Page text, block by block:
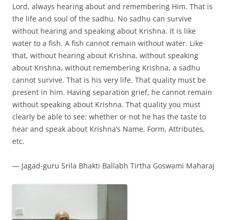
Lord, always hearing about and remembering Him. That is
the life and soul of the sadhu. No sadhu can survive
without hearing and speaking about Krishna. It is like
water to a fish. A fish cannot remain without water. Like
that, without hearing about Krishna, without speaking
about Krishna, without remembering Krishna, a sadhu
cannot survive. That is his very life. That quality must be
present in him. Having separation grief, he cannot remain
without speaking about Krishna. That quality you must
clearly be able to see: whether or not he has the taste to
hear and speak about Krishna’s Name, Form, Attributes,
etc.
— Jagad-guru Srila Bhakti Ballabh Tirtha Goswami Maharaj